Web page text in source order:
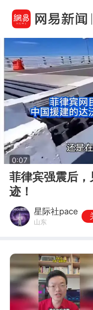
00:00
菲律宾强震后
迹！
星际社pace
山东